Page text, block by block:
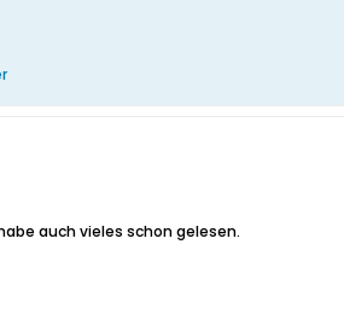
auch vieles schon gelesen.